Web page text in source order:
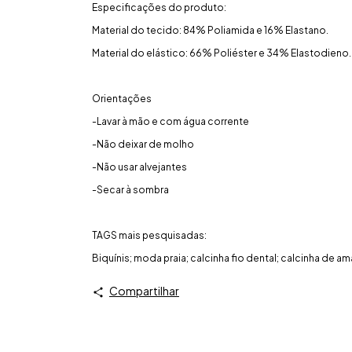
Especificações do produto:
Material do tecido: 84% Poliamida e 16% Elastano.
Material do elástico: 66% Poliéster e 34% Elastodieno.
Orientações
-Lavar à mão e com água corrente
-Não deixar de molho
-Não usar alvejantes
-Secar à sombra
TAGS mais pesquisadas:
Biquínis; moda praia; calcinha fio dental; calcinha de
Compartilhar